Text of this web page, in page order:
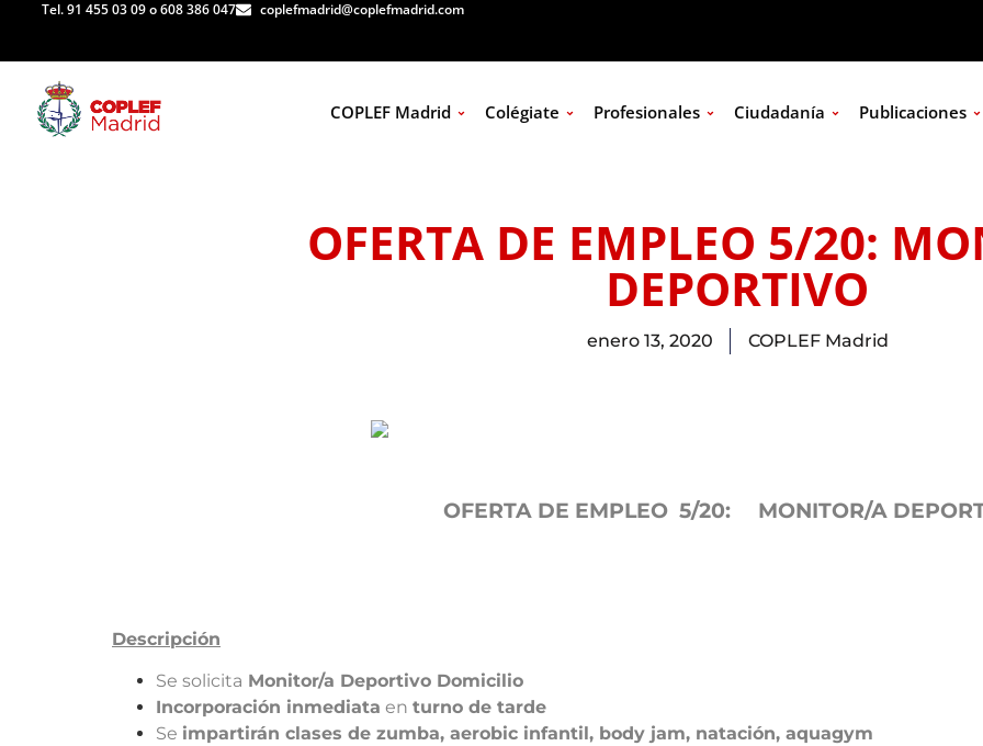
Tel. 91 455 03 09 o 608 386 047 coplefmadrid@coplefmadrid.com
COPLEF Madrid Colégiate Profesionales Ciudadanía Publicaciones
OFERTA DE EMPLEO 5/20:
DEPORTIVO
enero 13, 2020 COPLEF Madrid
OFERTA DE EMPLEO 5/20: MONITOR/A
Descripción
Se solicita Monitor/a Deportivo Domicilio
Incorporación inmediata en turno de tarde
Se impartirán clases de zumba, aerobic infantil, body jam, natación, aquagym